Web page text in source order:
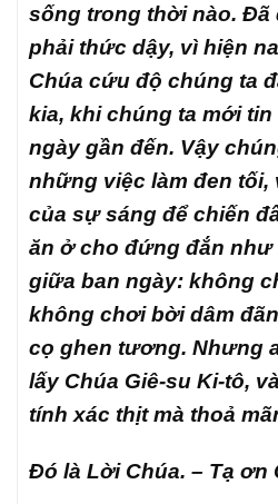
sống trong thời nào. Đã
phải thức dậy, vì hiện
Chúa cứu độ chúng ta
kia, khi chúng ta mới tin
ngày gần đến. Vậy
những việc làm đen tối,
của sự sáng để chiến
ăn ở cho đứng đắn
giữa ban ngày: không
không chơi bời dâm
cọ ghen tương. Nhưng
lấy Chúa Giê-su Ki-tô,
tính xác thịt mà thoả
Đó là Lời Chúa. – Tạ ơn